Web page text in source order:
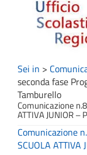
Sei in >
seconda fase
Tamburello
Comunicazione
ATTIVA JUNIOR –
Comunicazione
SCUOLA